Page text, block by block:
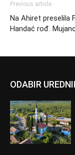
Previous article
Na Ahiret preselila
Handać rođ.
ODABIR